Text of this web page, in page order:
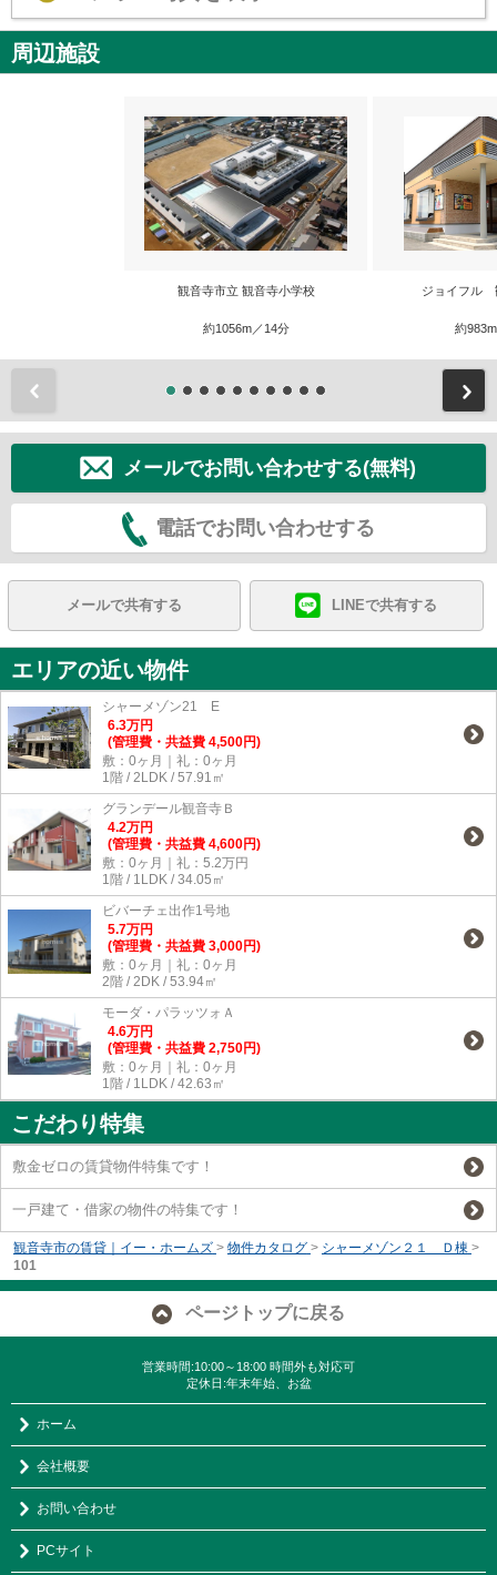
周辺施設
観音寺市立 観音寺小学校
約1056m／14分
ジョイフル
約
メールでお問い合わせする(無料)
電話でお問い合わせする
メールで共有する LINEで共有する
エリアの近い物件
シャーメゾン21 E
6.3万円
(管理費・共益費 4,500円)
敷：0ヶ月｜礼：0ヶ月
1階 / 2LDK / 57.91㎡
グランデール観音寺Ｂ
4.2万円
(管理費・共益費 4,600円)
敷：0ヶ月｜礼：5.2万円
1階 / 1LDK / 34.05㎡
ビバーチェ出作1号地
5.7万円
(管理費・共益費 3,000円)
敷：0ヶ月｜礼：0ヶ月
2階 / 2DK / 53.94㎡
モーダ・パラッツォＡ
4.6万円
(管理費・共益費 2,750円)
敷：0ヶ月｜礼：0ヶ月
1階 / 1LDK / 42.63㎡
こだわり特集
敷金ゼロの賃貸物件特集です！
一戸建て・借家の物件の特集です！
観音寺市の賃貸｜イー・ホームズ > 物件カタログ > シャーメゾン２１ Ｄ棟 >
101
ページトップに戻る
営業時間:10:00～18:00 時間外も対応可
定休日:年末年始、お盆
ホーム
会社概要
お問い合わせ
PCサイト